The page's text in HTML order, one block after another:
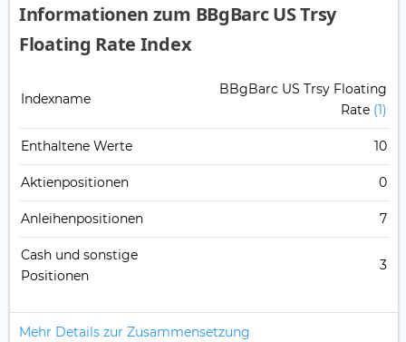
Informationen zum BBgBarc US Trsy
Floating Rate Index
Indexname
BBgBarc US Trsy Floating
Rate (1)
Enthaltene Werte 10
Aktienpositionen 0
Anleihenpositionen 7
Cash und sonstige
Positionen
3
Mehr Details zur Zusammensetzung